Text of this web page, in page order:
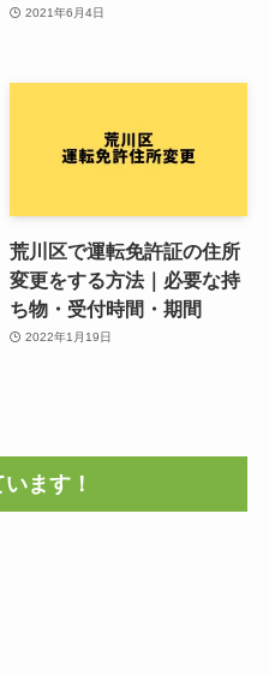
2021年6月4日
荒川区で運転免許証の住所
変更をする方法｜必要な持
ち物・受付時間・期間
2022年1月19日
ます！